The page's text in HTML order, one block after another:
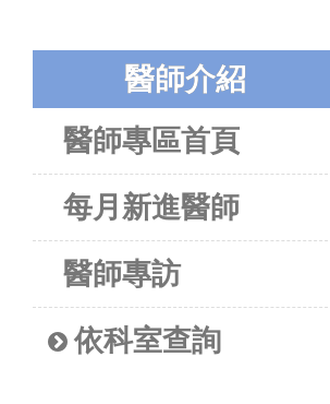
醫師介紹
醫師專區首頁
每月新進醫師
醫師專訪
依科室查詢